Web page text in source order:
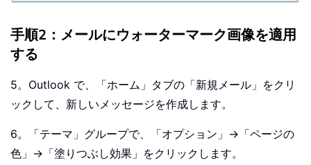
手順2：メールにウォーターマーク画像を適用
する
5。Outlook で、「ホーム」タブの「新規メール」をクリ
ックして、新しいメッセージを作成します。
6。「テーマ」グループで、「オプション」→「ページの
色」→「塗りつぶし効果」をクリックします。